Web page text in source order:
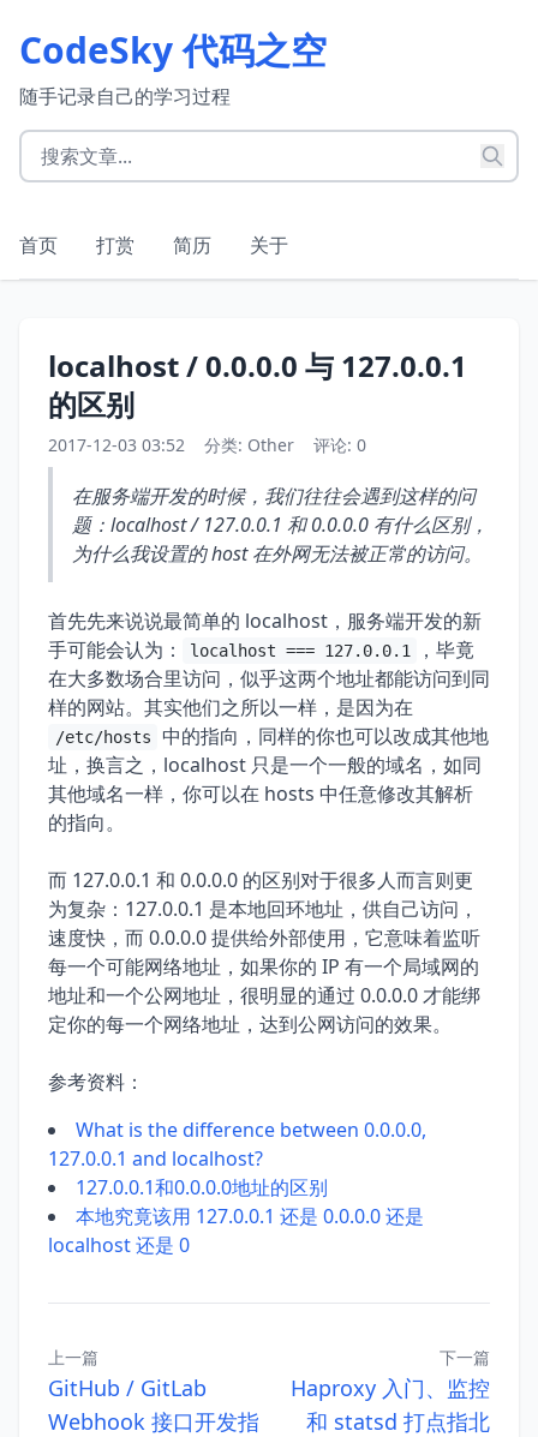
CodeSky 代码之空
随手记录自己的学习过程
首页 打赏 简历 关于
localhost / 0.0.0.0 与 127.0.0.1
的区别
2017-12-03 03:52 分类: Other 评论: 0
在服务端开发的时候，我们往往会遇到这样的问
题：localhost / 127.0.0.1 和 0.0.0.0 有什么区别，
为什么我设置的 host 在外网无法被正常的访问。
首先先来说说最简单的 localhost，服务端开发的新
手可能会认为：
localhost === 127.0.0.1
，毕竟
在大多数场合里访问，似乎这两个地址都能访问到同
样的网站。其实他们之所以一样，是因为在
/etc/hosts
中的指向，同样的你也可以改成其他地
址，换言之，localhost 只是一个一般的域名，如同
其他域名一样，你可以在 hosts 中任意修改其解析
的指向。
而 127.0.0.1 和 0.0.0.0 的区别对于很多人而言则更
为复杂：127.0.0.1 是本地回环地址，供自己访问，
速度快，而 0.0.0.0 提供给外部使用，它意味着监听
每一个可能网络地址，如果你的 IP 有一个局域网的
地址和一个公网地址，很明显的通过 0.0.0.0 才能绑
定你的每一个网络地址，达到公网访问的效果。
参考资料：
What is the difference between 0.0.0.0,
127.0.0.1 and localhost?
127.0.0.1和0.0.0.0地址的区别
本地究竟该用 127.0.0.1 还是 0.0.0.0 还是
localhost 还是 0
上一篇
GitHub / GitLab
Webhook 接口开发指
下一篇
Haproxy 入门、监控
和 statsd 打点指北